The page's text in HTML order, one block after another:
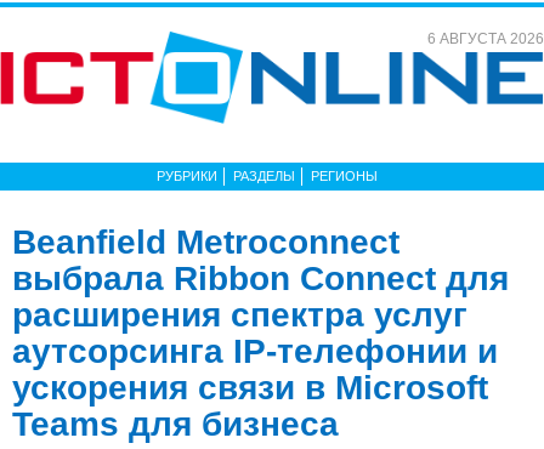
6 АВГУСТА 2026
РУБРИКИ РАЗДЕЛЫ РЕГИОНЫ
Beanfield Metroconnect
выбрала Ribbon Connect для
расширения спектра услуг
аутсорсинга IP-телефонии и
ускорения связи в Microsoft
Teams для бизнеса